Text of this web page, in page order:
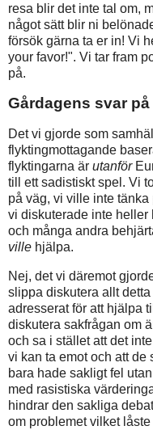
resa blir det inte tal om,
något sätt blir ni
försök gärna ta er in! Vi
your favor!". Vi tar fram
på.
Gårdagens svar
Det vi gjorde som
flyktingmottagande
flyktingarna är utanför
till ett sadistiskt spel. Vi
på väg, vi ville inte tänka
vi diskuterade inte heller
och många andra
ville hjälpa.
Nej, det vi däremot
slippa diskutera allt
adresserat för att hjälpa
diskutera sakfrågan om
och sa i stället att det
vi kan ta emot och att de
bara hade sakligt fel
med rasistiska
hindrar den sakliga
om problemet vilket